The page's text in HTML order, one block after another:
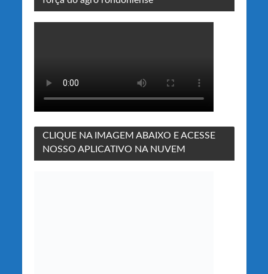
CLIQUE NA IMAGEM ABAIXO E ACESSE
NOSSO APLICATIVO NA NUVEM